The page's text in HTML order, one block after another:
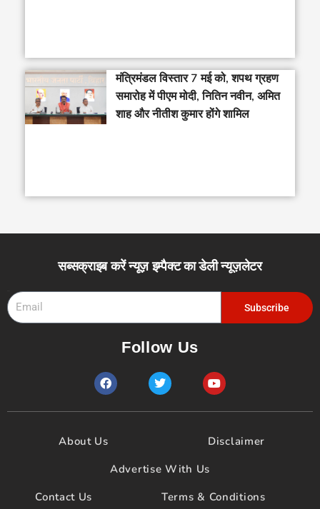
मंत्रिमंडल विस्तार 7 मई को, शपथ ग्रहण
समारोह में पीएम मोदी, नितिन नवीन, अमित
शाह और नीतीश कुमार होंगे शामिल
सब्सक्राइब करें न्यूज़ इम्पैक्ट का डेली न्यूज़लेटर
Subscribe
Follow Us
F
a
e
o
T
w
t
Y
o
t
b
e
About Us
Disclaimer
Advertise With Us
Contact Us
Terms & Conditions